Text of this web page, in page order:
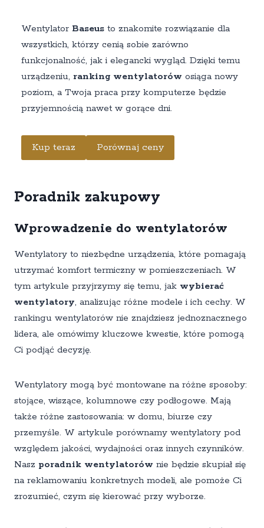
Wentylator Baseusto znakomite rozwiązanie dla
wszystkich, którzy cenią sobie zarówno
funkcjonalność, jak i elegancki wygląd. Dzięki temu
urządzeniu, ranking wentylatorów osiąga nowy
poziom, a Twoja praca przy komputerze będzie
przyjemnością nawet w gorące dni.
Kup teraz Porównaj ceny
Poradnik zakupowy
Wprowadzenie do wentylatorów
Wentylatory to niezbędne urządzenia, które pomagają
utrzymać komfort termiczny w pomieszczeniach. W
tym artykule przyjrzymy się temu, jak wybierać
wentylatory, analizując różne modele i ich cechy. W
rankingu wentylatorów nie znajdziesz jednoznacznego
lidera, ale omówimy kluczowe kwestie, które pomogą
Ci podjąć decyzję.
Wentylatory mogą być montowane na różne sposoby:
stojące, wiszące, kolumnowe czy podłogowe. Mają
także różne zastosowania: w domu, biurze czy
przemyśle. W artykule porównamy wentylatory pod
względem jakości, wydajności oraz innych czynników.
Nasz poradnik wentylatorów nie będzie skupiał się
na reklamowaniu konkretnych modeli, ale pomoże Ci
zrozumieć, czym się kierować przy wyborze.